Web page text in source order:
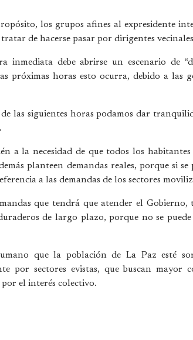
los grupos afines al expresidente
de hacerse pasar por dirigentes
inmediata debe abrirse un escenario de
próximas horas esto ocurra, debido a las
de las siguientes horas podamos dar
a la necesidad de que todos los
planteen demandas reales, porque si
a las demandas de los sectores
que tendrá que atender el
de largo plazo, porque no se
que la población de La Paz esté
por sectores evistas, que buscan
el interés colectivo.